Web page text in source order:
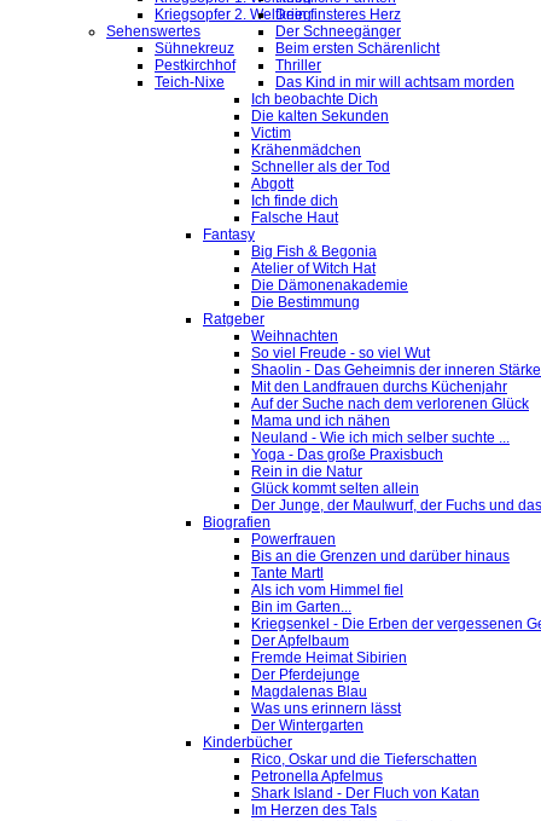
Kriegsopfer 2. Weltkrieg
Sehenswertes
Sühnekreuz
Pestkirchhof
Teich-Nixe
Dein finsteres Herz
Der Schneegänger
Beim ersten Schärenlicht
Thriller
Das Kind in mir will achtsam morden
Ich beobachte Dich
Die kalten Sekunden
Victim
Krähenmädchen
Schneller als der Tod
Abgott
Ich finde dich
Falsche Haut
Fantasy
Big Fish & Begonia
Atelier of Witch Hat
Die Dämonenakademie
Die Bestimmung
Ratgeber
Weihnachten
So viel Freude - so viel Wut
Shaolin - Das Geheimnis der inneren Stärke
Mit den Landfrauen durchs Küchenjahr
Auf der Suche nach dem verlorenen Glück
Mama und ich nähen
Neuland - Wie ich mich selber suchte ...
Yoga - Das große Praxisbuch
Rein in die Natur
Glück kommt selten allein
Der Junge, der Maulwurf, der Fuchs und
Biografien
Powerfrauen
Bis an die Grenzen und darüber hinaus
Tante Martl
Als ich vom Himmel fiel
Bin im Garten...
Kriegsenkel - Die Erben der vergessenen
Der Apfelbaum
Fremde Heimat Sibirien
Der Pferdejunge
Magdalenas Blau
Was uns erinnern lässt
Der Wintergarten
Kinderbücher
Rico, Oskar und die Tieferschatten
Petronella Apfelmus
Shark Island - Der Fluch von Katan
Im Herzen des Tals